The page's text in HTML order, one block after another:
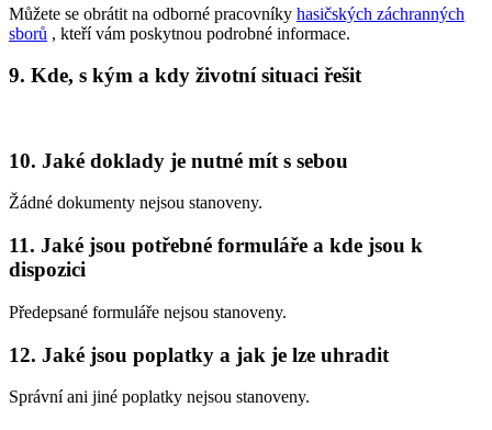
Můžete se obrátit na odborné pracovníky hasičských záchranných
sborů , kteří vám poskytnou podrobné informace.
9. Kde, s kým a kdy životní situaci řešit
10. Jaké doklady je nutné mít s sebou
Žádné dokumenty nejsou stanoveny.
11. Jaké jsou potřebné formuláře a kde jsou k
dispozici
Předepsané formuláře nejsou stanoveny.
12. Jaké jsou poplatky a jak je lze uhradit
Správní ani jiné poplatky nejsou stanoveny.